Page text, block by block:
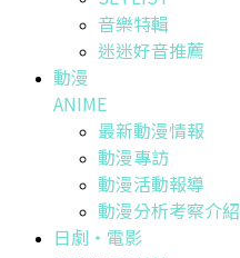
音樂特輯
迷迷好音推薦
動漫
ANIME
最新動漫情報
動漫專訪
動漫活動報導
動漫分析考察介紹
日劇・電影